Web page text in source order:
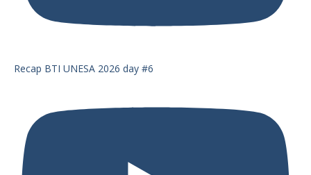
Recap BTI UNESA 2026 day #6